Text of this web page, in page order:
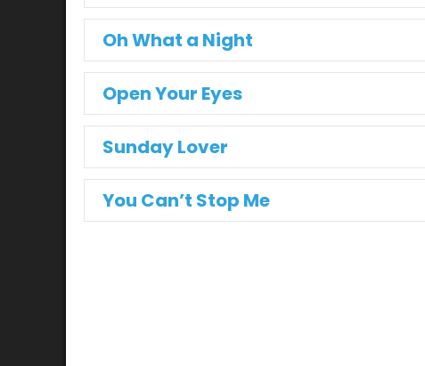
Oh What a Night
Open Your Eyes
Sunday Lover
You Can’t Stop Me